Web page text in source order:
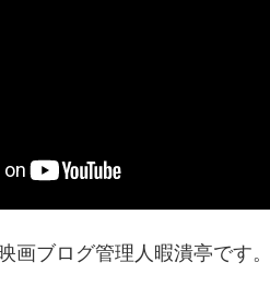
画ブログ管理人暇潰亭です。